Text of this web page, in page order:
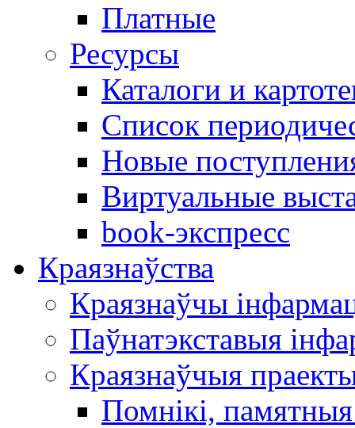
Платные
Ресурсы
Каталоги и
Список
Новые
Виртуальные
book-экспресс
Краязнаўства
Краязнаўчы
Паўнатэкставыя
Краязнаўчыя
Помнікі,